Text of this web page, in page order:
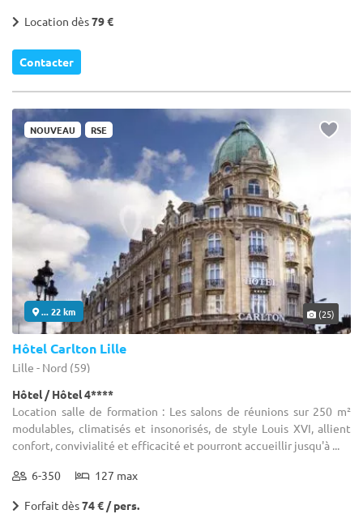
Location dès79 €
Contacter
NOUVEAU RSE
... 22 km (25)
Hôtel Carlton Lille
Lille - Nord (59)
Hôtel / Hôtel 4****
Location salle de formation : Les salons de réunions sur 250 m²
modulables, climatisés et insonorisés, de style Louis XVI, allient
confort, convivialité et efficacité et pourront accueillir jusqu'à ...
6-350 127 max
Forfait dès74 € / pers.